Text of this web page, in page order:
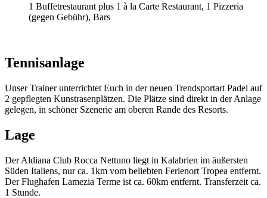
1 Buffetrestaurant plus 1 à la Carte Restaurant, 1 Pizzeria
(gegen Gebühr), Bars
Tennisanlage
Unser Trainer unterrichtet Euch in der neuen Trendsportart Padel auf
2 gepflegten Kunstrasenplätzen. Die Plätze sind direkt in der Anlage
gelegen, in schöner Szenerie am oberen Rande des Resorts.
Lage
Der Aldiana Club Rocca Nettuno liegt in Kalabrien im äußersten
Süden Italiens, nur ca. 1km vom beliebten Ferienort Tropea entfernt.
Der Flughafen Lamezia Terme ist ca. 60km entfernt. Transferzeit ca.
1 Stunde.